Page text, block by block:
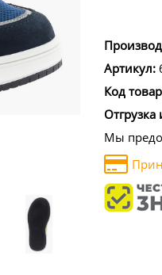
Артикул:
Код
Отгрузка
Мы